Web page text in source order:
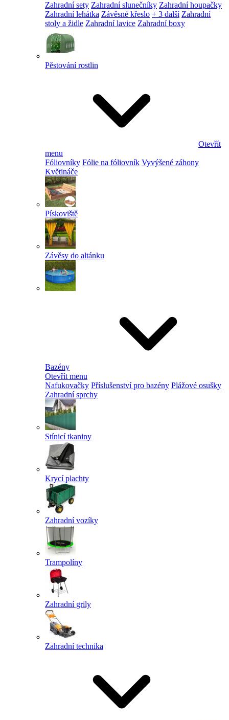
Zahradní sety Zahradní slunečníky Zahradní houpačky
Zahradní lehátka Závěsné křeslo + 3 další Zahradní
stoly a židle Zahradní lavice Zahradní boxy
Pěstování rostlin
Otevřít
menu
Fóliovníky Fólie na fóliovník Vyvýšené záhony
Květináče
Pískoviště
Závěsy do altánku
Bazény
Otevřít menu
Nafukovačky Příslušenství pro bazény Plážové osušky
Zahradní sprchy
Stínicí tkaniny
Krycí plachty
Zahradní vozíky
Trampolíny
Zahradní grily
Zahradní technika